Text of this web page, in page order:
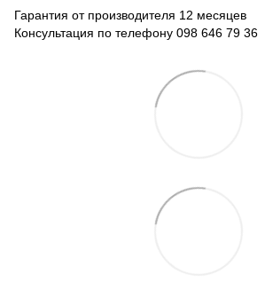
Гарантия от производителя 12 месяцев
Консультация по телефону 098 646 79 36